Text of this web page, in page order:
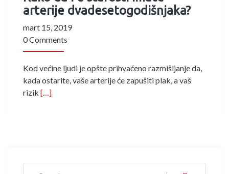
arterije dvadesetogodišnjaka?
mart 15, 2019
0 Comments
Kod većine ljudi je opšte prihvaćeno razmišljanje da,
kada ostarite, vaše arterije će zapušiti plak, a vaš
rizik […]